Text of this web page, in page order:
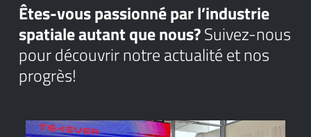
Êtes-vous passionné par l’industrie
spatiale autant que nous?Suivez-nous
pour découvrir notre actualité et nos
progrès!